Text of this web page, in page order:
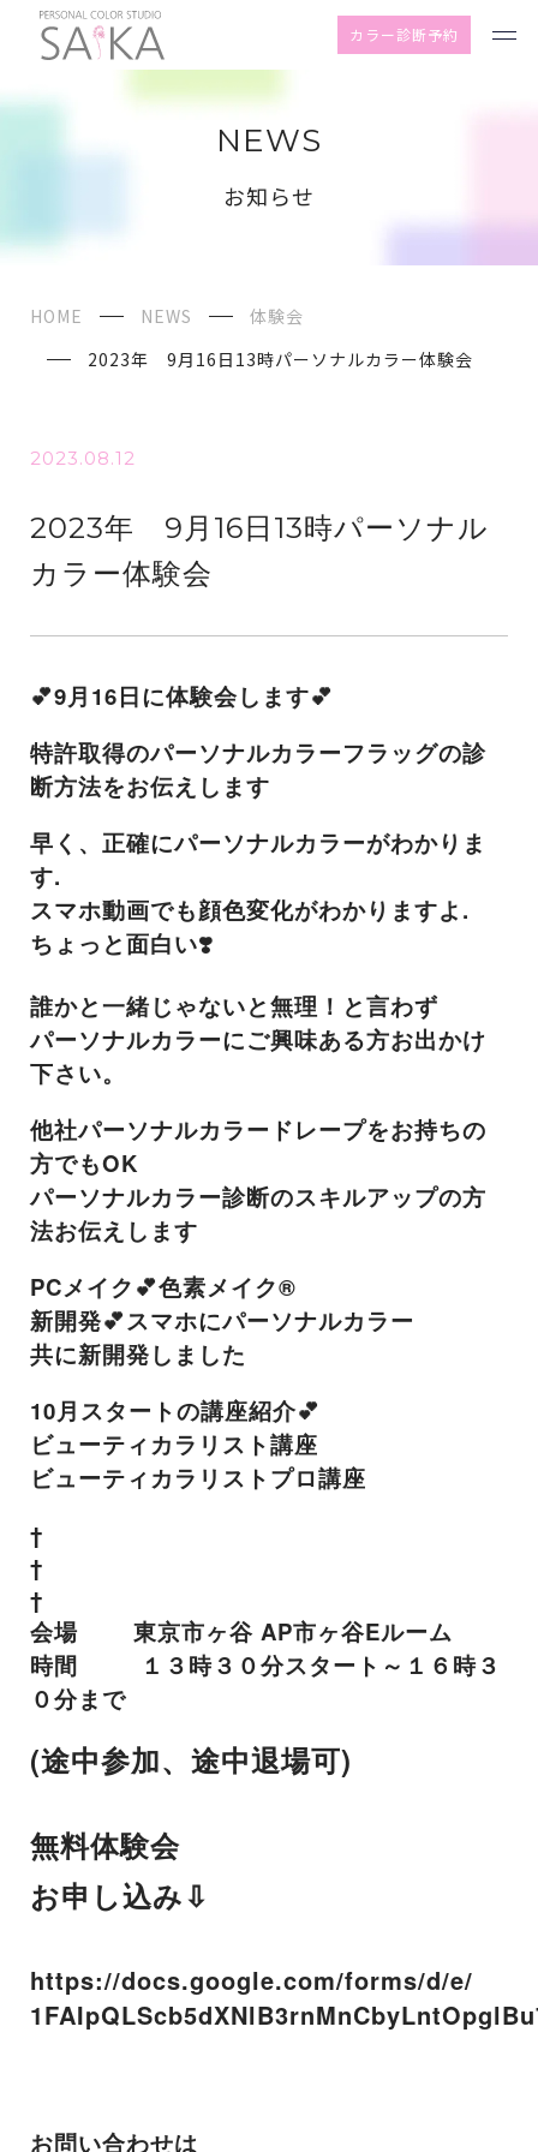
カラー診断予約
NEWS
お知らせ
HOME NEWS
体験会
2023年 9月16日13時パーソナルカラー体験会
2023.08.12
2023年 9月16日13時パーソナル
カラー体験会
💕9月16日に体験会します💕
特許取得のパーソナルカラーフラッグの診
断方法をお伝えします
早く、正確にパーソナルカラーがわかりま
す.
スマホ動画でも顔色変化がわかりますよ.
ちょっと面白い❣️
誰かと一緒じゃないと無理！と言わず
パーソナルカラーにご興味ある方お出かけ
下さい。
他社パーソナルカラードレープをお持ちの
方でもOK
パーソナルカラー診断のスキルアップの方
法お伝えします
PCメイク💕色素メイク®️
新開発💕スマホにパーソナルカラー
共に新開発しました
10月スタートの講座紹介💕
ビューティカラリスト講座
ビューティカラリストプロ講座
†
†
†
会場 東京市ヶ谷 AP市ヶ谷Eルーム
時間 １３時３０分スタート～１６時３
０分まで
(途中参加、途中退場可)
無料体験会
お申し込み⇩
https://docs.google.com/forms/d/e/
お問い合わせは